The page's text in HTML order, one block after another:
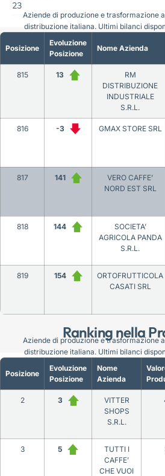
23
Ranking nella
Posizione
Evoluzione
Posizione
Nome Azienda
815 13
RM
DISTRIBUZIONE
INDUSTRIALE
S.R.L.
816 -3 GMAX STORE SRL
817 141
VERO CAFFE’
NORD EST SRL
818 144
SOCIETA’
AGRICOLA PANDA
S.R.L.
819 154
ORTOFRUTTICOLA
CASATI SRL
Aziende di produzione e trasformazione
distribuzione italiana. Ultimi bilanci
Posizione
Evoluzione
Posizione
Nome
Azienda
2 3
VITTER
SHOPS
S.R.L.
3 5
TUTTI I
CAFFE’
CHE VUOI
Aziende di produzione e trasformazione
distribuzione italiana. Ultimi bilanci